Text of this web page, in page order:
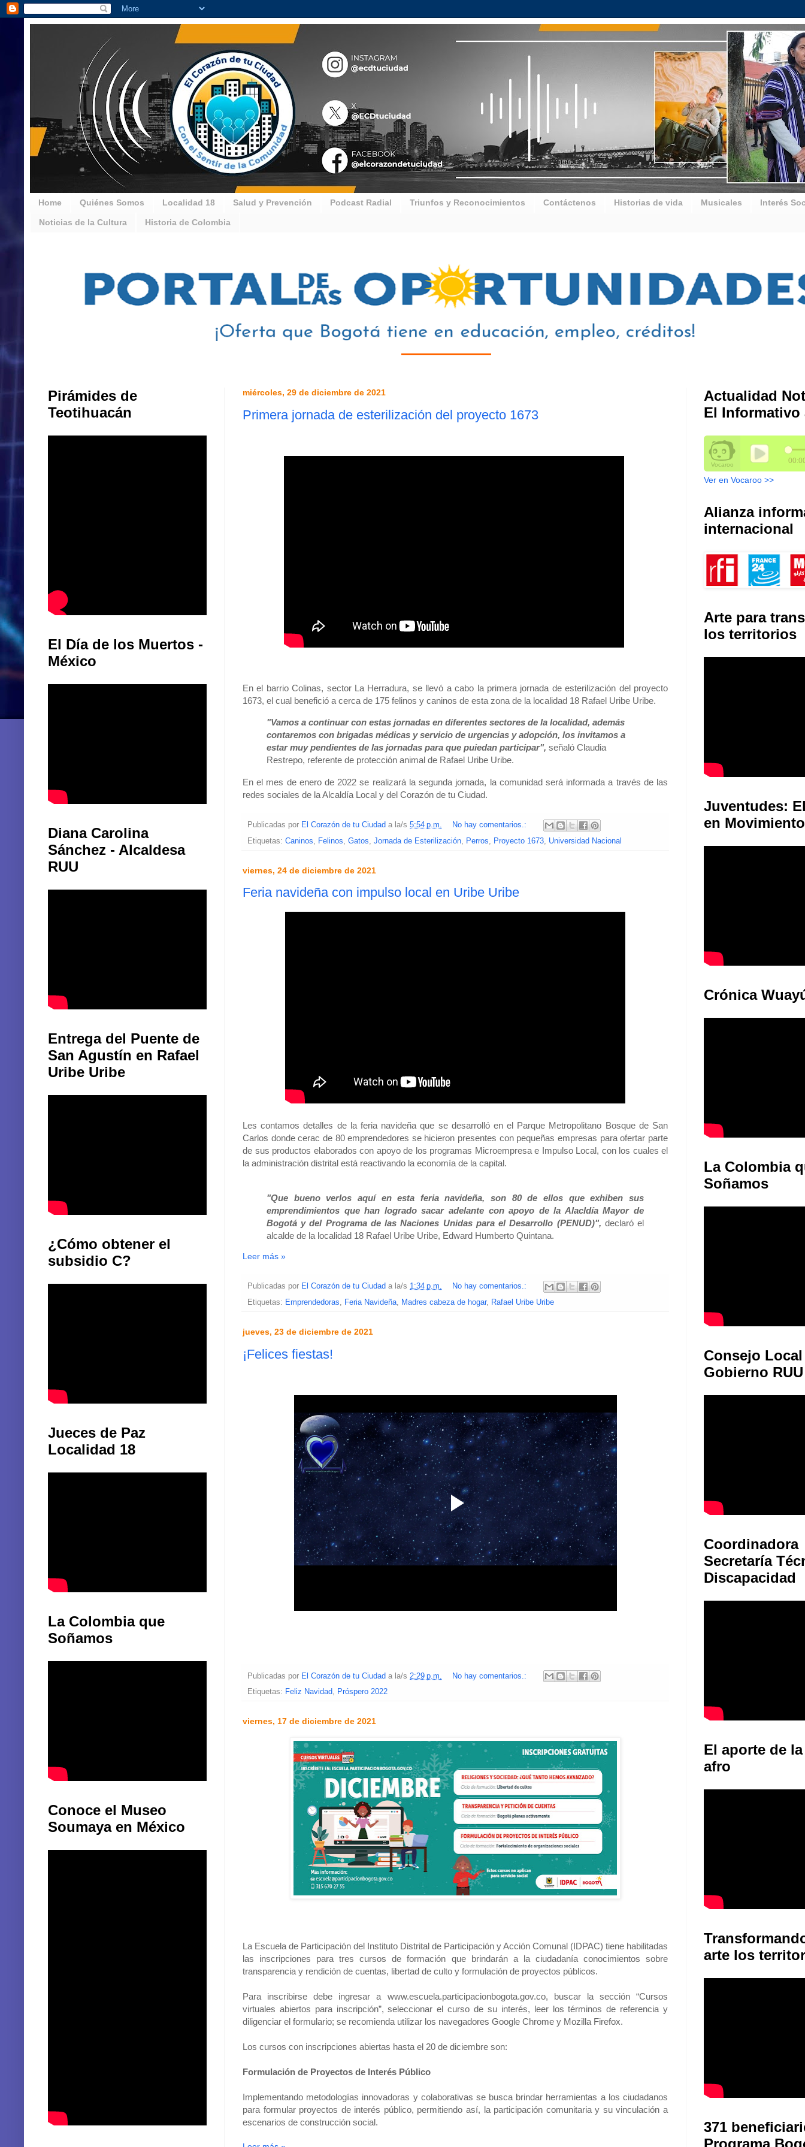
Home Quiénes Somos Localidad 18 Salud y Prevención Podcast Radial Triunfos y Reconocimientos Contáctenos Historias de vida Musicales Interés
Noticias de la Cultura Historia de Colombia
miércoles, 29 de diciembre de 2021
Primera jornada de esterilización del proyecto 1673
En el barrio Colinas, sector La Herradura, se llevó a cabo la primera jornada de esterilización del proyecto
1673, el cual benefició a cerca de 175 felinos y caninos de esta zona de la localidad 18 Rafael Uribe Uribe.
"Vamos a continuar con estas jornadas en diferentes sectores de la localidad, además
contaremos con brigadas médicas y servicio de urgencias y adopción, los invitamos a
estar muy pendientes de las jornadas para que puiedan participar", señaló Claudia
Restrepo, referente de protección animal de Rafael Uribe Uribe.
En el mes de enero de 2022 se realizará la segunda jornada, la comunidad será informada a través de las
redes sociales de la Alcaldía Local y del Corazón de tu Ciudad.
Publicadas por El Corazón de tu Ciudad a la/s 5:54 p.m.
No hay comentarios.:
Etiquetas: Caninos Felinos Gatos Jornada de Esterilización Perros Proyecto 1673 Universidad Nacional
viernes, 24 de diciembre de 2021
Feria navideña con impulso local en Uribe Uribe
Les contamos detalles de la feria navideña que se desarrolló en el Parque Metropolitano Bosque de San
Carlos donde cerac de 80 emprendedores se hicieron presentes con pequeñas empresas para ofertar parte
de sus productos elaborados con apoyo de los programas Microempresa e Impulso Local, con los cuales el
la administración distrital está reactivando la economía de la capital.
"Que bueno verlos aquí en esta feria navideña, son 80 de ellos que exhiben sus
emprendimientos que han logrado sacar adelante con apoyo de la Alacldía Mayor de
Bogotá y del Programa de las Naciones Unidas para el Desarrollo (PENUD)", declaró el
alcalde de la localidad 18 Rafael Uribe Uribe, Edward Humberto Quintana.
Leer más »
Publicadas por El Corazón de tu Ciudad a la/s 1:34 p.m.
No hay comentarios.:
Etiquetas: Emprendedoras, Feria Navideña, Madres cabeza de hogar, Rafael Uribe Uribe
jueves, 23 de diciembre de 2021
¡Felices fiestas!
Publicadas por El Corazón de tu Ciudad a la/s 2:29 p.m.
No hay comentarios.:
Etiquetas: Feliz Navidad, Próspero 2022
viernes, 17 de diciembre de 2021
La Escuela de Participación del Instituto Distrital de Participación y Acción Comunal (IDPAC) tiene habilitadas
las inscripciones para tres cursos de formación que brindarán a la ciudadanía conocimientos sobre
transparencia y rendición de cuentas, libertad de culto y formulación de proyectos públicos.
Para inscribirse debe ingresar a www.escuela.participacionbogota.gov.co, buscar la sección “Cursos
virtuales abiertos para inscripción”, seleccionar el curso de su interés, leer los términos de referencia y
diligenciar el formulario; se recomienda utilizar los navegadores Google Chrome y Mozilla Firefox.
Los cursos con inscripciones abiertas hasta el 20 de diciembre son:
Formulación de Proyectos de Interés Público
Implementando metodologías innovadoras y colaborativas se busca brindar herramientas a los ciudadanos
para formular proyectos de interés público, permitiendo así, la participación comunitaria y su vinculación a
escenarios de construcción social.
Pirámides de
Teotihuacán
El Día de los Muertos -
México
Diana Carolina
Sánchez - Alcaldesa
RUU
Entrega del Puente de
San Agustín en Rafael
Uribe Uribe
¿Cómo obtener el
subsidio C?
Jueces de Paz
Localidad 18
La Colombia que
Soñamos
Conoce el Museo
Soumaya en México
Actualidad
El Informativo
Ver en Vocaroo >>
Alianza
internacional
Arte para
los territorios
Juventudes:
en Movimiento
Crónica
La Colombia
Soñamos
Consejo
Gobierno RUU
Coordinadora
Secretaría
Discapacidad
El aporte de
afro
arte los
371